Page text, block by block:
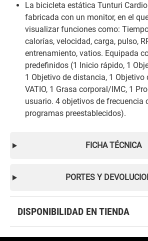
La bicicleta estática Tunturi
fabricada con un monitor, en el
visualizar funciones como:
calorías, velocidad, carga, pulso,
entrenamiento, vatios. Equipada
predefinidos (1 Inicio rápido, 1
1 Objetivo de distancia, 1 Objetivo
VATIO, 1 Grasa corporal/IMC, 1
usuario. 4 objetivos de frecuencia
programas preestablecidos).
FICHA TÉCNICA
PORTES Y
DISPONIBILIDAD EN TIENDA